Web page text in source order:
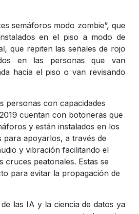
semáforos modo zombie”, que
en el piso a modo de
que repiten las señales de rojo
en las personas que van
hacia el piso o van revisando
personas con capacidades
cuentan con botoneras que
y están instalados en los
para apoyarlos, a través de
y vibración facilitando el
cruces peatonales. Estas se
para evitar la propagación de
las IA y la ciencia de datos ya